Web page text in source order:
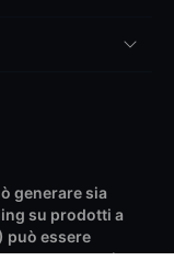
generare sia
su prodotti a
può essere
possono variare